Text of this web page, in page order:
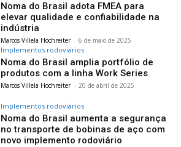
Noma do Brasil adota FMEA para
elevar qualidade e confiabilidade na
indústria
Marcos Villela Hochreiter - 6 de maio de 2025
Implementos rodoviários
Noma do Brasil amplia portfólio de
produtos com a linha Work Series
Marcos Villela Hochreiter - 20 de abril de 2025
Implementos rodoviários
Noma do Brasil aumenta a segurança
no transporte de bobinas de aço com
novo implemento rodoviário